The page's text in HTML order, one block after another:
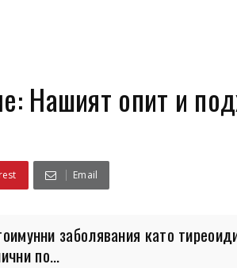
Нашият опит и
Email
заболявания като
по...